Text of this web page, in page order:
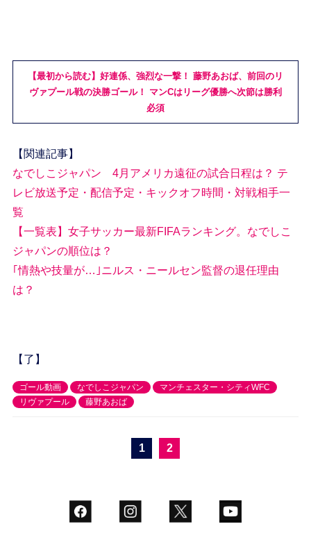
【最初から読む】好連係、強烈な一撃！ 藤野あおば、前回のリ
ヴァプール戦の決勝ゴール！ マンCはリーグ優勝へ次節は勝利
必須
【関連記事】
なでしこジャパン 4月アメリカ遠征の試合日程は？ テ
レビ放送予定・配信予定・キックオフ時間・対戦相手一
覧
【一覧表】女子サッカー最新FIFAランキング。なでしこ
ジャパンの順位は？
｢情熱や技量が…｣ニルス・ニールセン監督の退任理由
は？
【了】
ゴール動画 なでしこジャパン
マンチェスター・シティWFC
リヴァプール
藤野あおば
1 2